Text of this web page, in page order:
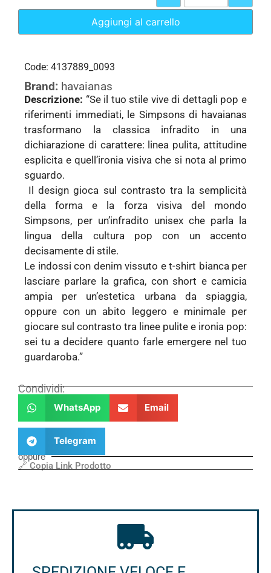
Aggiungi al carrello
Code: 4137889_0093
Brand: havaianas
Descrizione: “Se il tuo stile vive di dettagli pop e
riferimenti immediati, le Simpsons di havaianas
trasformano la classica infradito in una
dichiarazione di carattere: linea pulita, attitudine
esplicita e quell’ironia visiva che si nota al primo
sguardo.
Il design gioca sul contrasto tra la semplicità
della forma e la forza visiva del mondo
Simpsons, per un’infradito unisex che parla la
lingua della cultura pop con un accento
decisamente di stile.
Le indossi con denim vissuto e t-shirt bianca per
lasciare parlare la grafica, con short e camicia
ampia per un’estetica urbana da spiaggia,
oppure con un abito leggero e minimale per
giocare sul contrasto tra linee pulite e ironia pop:
sei tu a decidere quanto farle emergere nel tuo
guardaroba.”
Condividi:
WhatsApp Email
Telegram
oppure
🔗 Copia Link Prodotto